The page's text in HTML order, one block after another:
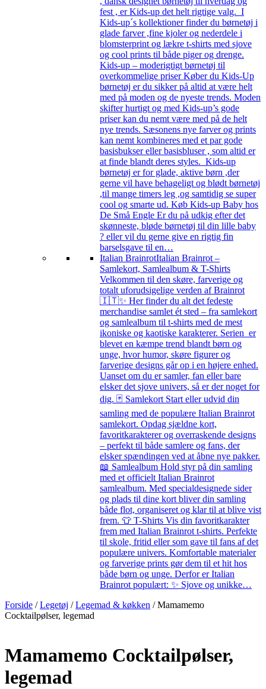
fest , er Kids-up det helt rigtige valg. I
Kids-up´s kollektioner finder du børnetøj i
glade farver ,fine kjoler og nederdele i
blomsterprint og lækre t-shirts med sjove
og cool prints til både piger og drenge.
Kids-up – moderigtigt børnetøj til
overkommelige priser Køber du Kids-Up
børnetøj er du sikker på altid at være helt
med på moden og de nyeste trends. Moden
skifter hurtigt og med Kids-up’s gode
priser kan du nemt være med på de helt
nye trends. Sæsonens nye farver og prints
kan nemt kombineres med et par gode
basisbukser eller basisbluser , som altid er
at finde blandt deres styles. Kids-up
børnetøj er for glade, aktive børn ,der
gerne vil have behageligt og blødt børnetøj
,til mange timers leg ,og samtidig se super
cool og smarte ud. Køb Kids-up Baby hos
De Små Engle Er du på udkig efter det
skønneste, bløde børnetøj til din lille baby
? eller vil du gerne give en rigtig fin
barselsgave til en…
Italian BrainrotItalian Brainrot –
Samlekort, Samlealbum & T-Shirts
Velkommen til den skøre, farverige og
totalt uforudsigelige verden af Brainrot
🇮🇹✨ Her finder du alt det fedeste
merchandise samlet ét sted – fra samlekort
og samlealbum til t-shirts med de mest
ikoniske og kaotiske karakterer. Serien er
blevet en kæmpe trend blandt børn og
unge, hvor humor, skøre figurer og
farverige designs går op i en højere enhed.
Uanset om du er samler, fan eller bare
elsker det sjove univers, så er der noget for
dig. 🃏 Samlekort Start eller udvid din
samling med de populære Italian Brainrot
samlekort. Opdag sjældne kort,
favoritkarakterer og overraskende designs
– perfekt til både samlere og fans, der
elsker spændingen ved at åbne nye pakker.
📖 Samlealbum Hold styr på din samling
med et officielt Italian Brainrot
samlealbum. Med specialdesignede sider
og plads til dine kort bliver din samling
både flot, organiseret og klar til at blive vist
frem. 👕 T-Shirts Vis din favoritkarakter
frem med Italian Brainrot t-shirts. Perfekte
til skole, fritid eller som gave til fans af det
populære univers. Komfortable materialer
og farverige prints gør dem til et hit hos
både børn og unge. Derfor er Italian
Brainrot populært: ✨ Sjove og unikke…
Forside /Legetøj /Legemad & køkken / Mamamemo
Cocktailpølser, legemad
Mamamemo Cocktailpølser,
legemad